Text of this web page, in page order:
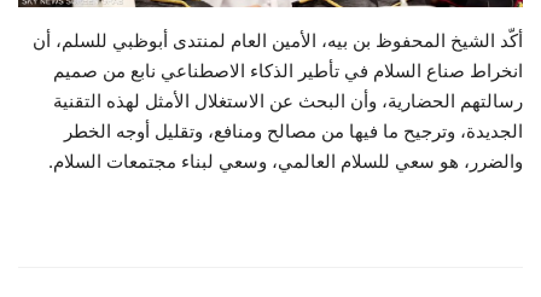
أكّد الشيخ المحفوظ بن بيه، الأمين العام لمنتدى أبوظبي للسلم، أن
انخراط صناع السلام في تأطير الذكاء الاصطناعي نابع من صميم
رسالتهم الحضارية، وأن البحث عن الاستغلال الأمثل لهذه التقنية
الجديدة، وترجيح ما فيها من مصالح ومنافع، وتقليل أوجه الخطر
والضرر، هو سعي للسلام العالمي، وسعي لبناء مجتمعات السلام.